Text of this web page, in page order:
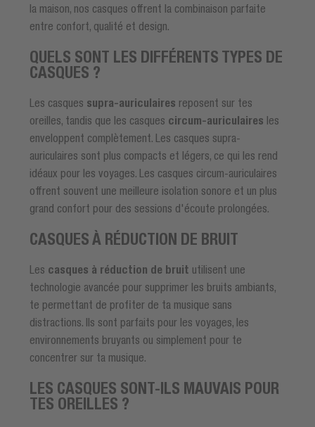
la maison, nos casques offrent la combinaison parfaite
entre confort, qualité et design.
QUELS SONT LES DIFFÉRENTS TYPES DE
CASQUES ?
Les casques supra-auriculaires reposent sur tes
oreilles, tandis que les casques circum-auriculaires les
enveloppent complètement. Les casques supra-
auriculaires sont plus compacts et légers, ce qui les rend
idéaux pour les voyages. Les casques circum-auriculaires
offrent souvent une meilleure isolation sonore et un plus
grand confort pour des sessions d'écoute prolongées.
CASQUES À RÉDUCTION DE BRUIT
Les casques à réduction de bruit utilisent une
technologie avancée pour supprimer les bruits ambiants,
te permettant de profiter de ta musique sans
distractions. Ils sont parfaits pour les voyages, les
environnements bruyants ou simplement pour te
concentrer sur ta musique.
LES CASQUES SONT-ILS MAUVAIS POUR
TES OREILLES ?